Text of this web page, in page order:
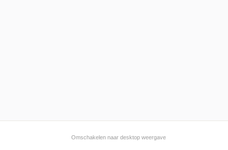
Omschakelen naar desktop weergave